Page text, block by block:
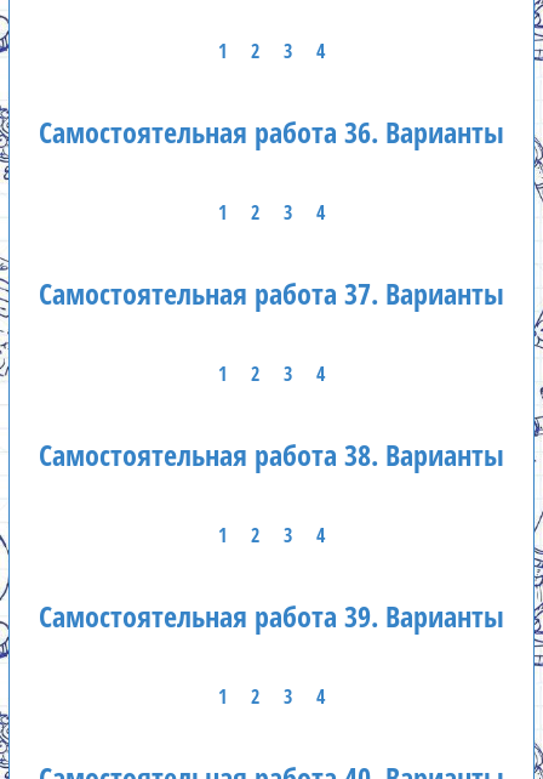
1 2 3 4
Самостоятельная работа 36. Варианты
1 2 3 4
Самостоятельная работа 37. Варианты
1 2 3 4
Самостоятельная работа 38. Варианты
1 2 3 4
Самостоятельная работа 39. Варианты
1 2 3 4